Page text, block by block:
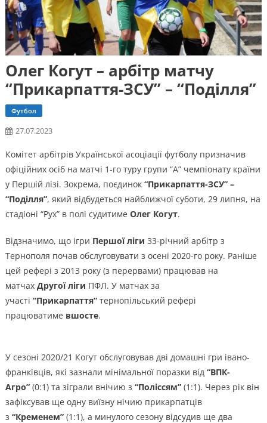
Олег Когут – арбітр матчу
“Прикарпаття-ЗСУ” – “Поділля”
Футбол
27.07.2023
Комітет арбітрів Української асоціації футболу призначив
офіційних осіб на матчі 1-го туру групи “А” чемпіонату країни
у Першій лізі. Зокрема, поєдинок “Прикарпаття-ЗСУ” –
“Поділля”, який відбудеться найближчої суботи, 29 липня, на
стадіоні “Рух” в полі судитиме Олег Когут.
Відзначимо, що ігри Першої ліги 33-річний арбітр з
Тернополя почав обслуговувати з осені 2020-го року. Раніше
цей рефері з 2013 року (з перервами) працював на
матчах Другої ліги ПФЛ. У матчах за
участі “Прикарпаття” тернопільський рефері
працюватиме вшосте.
У сезоні 2020/21 Когут обслуговував дві домашні гри івано-
франківців, які зазнали мінімальної поразки від “ВПК-
Агро”(0:1) та зіграли внічию з “Поліссям”(1:1). Через рік він
зафіксував ще одну виїзну нічию прикарпатців
з “Кременем” (1:1), а минулого сезону відсудив ще два